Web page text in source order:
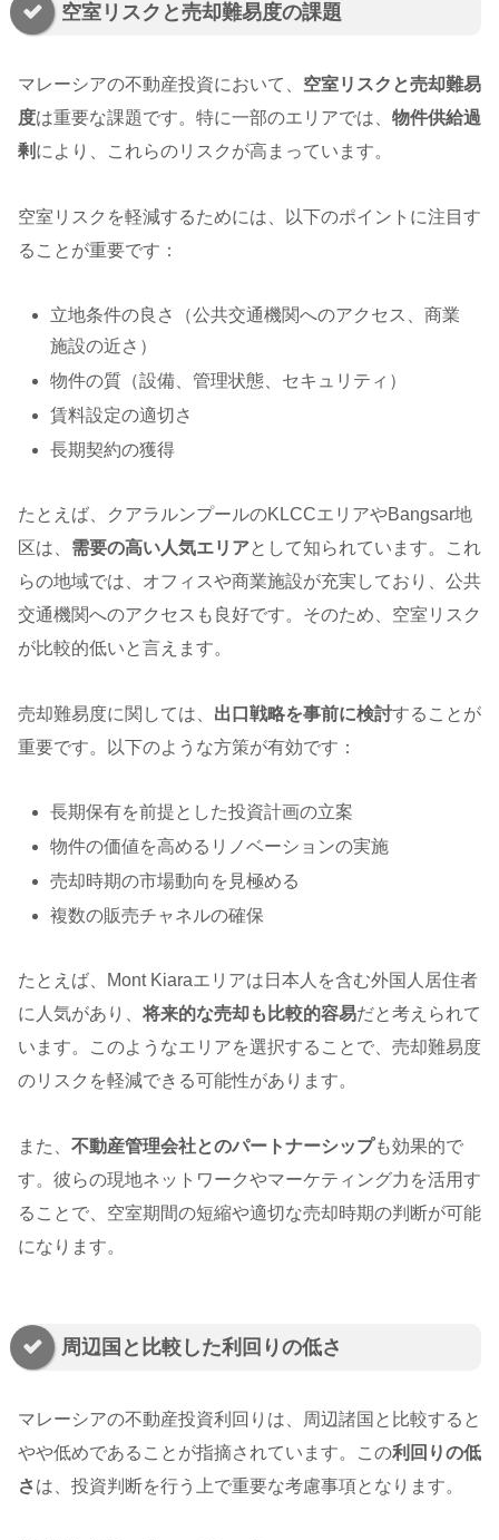
空室リスクと売却難易度の課題
マレーシアの不動産投資において、 空室リスクと売却難易
度は重要な課題です。特に一部のエリアでは、 物件供給過
剰 により、これらのリスクが高まっています。
空室リスクを軽減するためには、以下のポイントに注目す
ることが重要です：
立地条件の良さ（公共交通機関へのアクセス、商業
施設の近さ）
物件の質（設備、管理状態、セキュリティ）
賃料設定の適切さ
長期契約の獲得
たとえば、クアラルンプールのKLCCエリアやBangsar地
区は、 需要の高い人気エリアとして知られています。これ
らの地域では、オフィスや商業施設が充実しており、公共
交通機関へのアクセスも良好です。そのため、空室リスク
が比較的低いと言えます。
売却難易度に関しては、 出口戦略を事前に検討することが
重要です。以下のような方策が有効です：
長期保有を前提とした投資計画の立案
物件の価値を高めるリノベーションの実施
売却時期の市場動向を見極める
複数の販売チャネルの確保
たとえば、Mont Kiaraエリアは日本人を含む外国人居住者
に人気があり、 将来的な売却も比較的容易だと考えられて
います。このようなエリアを選択することで、売却難易度
のリスクを軽減できる可能性があります。
また、 不動産管理会社とのパートナーシップも効果的で
す。彼らの現地ネットワークやマーケティング力を活用す
ることで、空室期間の短縮や適切な売却時期の判断が可能
になります。
周辺国と比較した利回りの低さ
マレーシアの不動産投資利回りは、周辺諸国と比較すると
やや低めであることが指摘されています。この利回りの低
さは、投資判断を行う上で重要な考慮事項となります。